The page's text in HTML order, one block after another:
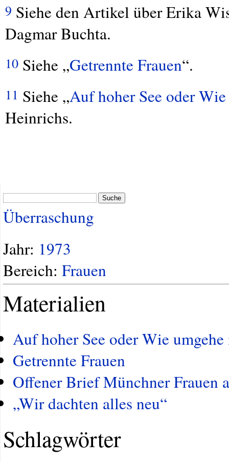
9 Siehe den Artikel über Erika
Dagmar Buchta.
10 Siehe „Getrennte Frauen“.
11 Siehe „Auf hoher See oder
Heinrichs.
Suche
Überraschung
Jahr: 1973
Bereich: Frauen
Materialien
Auf hoher See oder Wie
Getrennte Frauen
Offener Brief Münchner Frauen
„Wir dachten alles neu“
Schlagwörter